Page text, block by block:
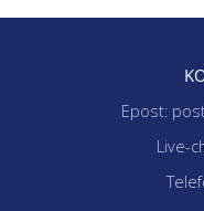
Epost:
Live-